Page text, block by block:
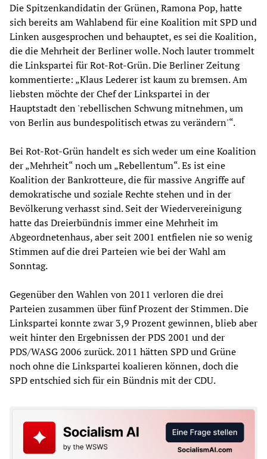
Die Spitzenkandidatin der Grünen, Ramona Pop, hatte
sich bereits am Wahlabend für eine Koalition mit SPD und
Linken ausgesprochen und behauptet, es sei die Koalition,
die die Mehrheit der Berliner wolle. Noch lauter trommelt
die Linkspartei für Rot-Rot-Grün. Die Berliner Zeitung
kommentierte: „Klaus Lederer ist kaum zu bremsen. Am
liebsten möchte der Chef der Linkspartei in der
Hauptstadt den 'rebellischen Schwung mitnehmen, um
von Berlin aus bundespolitisch etwas zu verändern'“.
Bei Rot-Rot-Grün handelt es sich weder um eine Koalition
der „Mehrheit“ noch um „Rebellentum“. Es ist eine
Koalition der Bankrotteure, die für massive Angriffe auf
demokratische und soziale Rechte stehen und in der
Bevölkerung verhasst sind. Seit der Wiedervereinigung
hatte das Dreierbündnis immer eine Mehrheit im
Abgeordnetenhaus, aber seit 2001 entfielen nie so wenig
Stimmen auf die drei Parteien wie bei der Wahl am
Sonntag.
Gegenüber den Wahlen von 2011 verloren die drei
Parteien zusammen über fünf Prozent der Stimmen. Die
Linkspartei konnte zwar 3,9 Prozent gewinnen, blieb aber
weit hinter den Ergebnissen der PDS 2001 und der
PDS/WASG 2006 zurück. 2011 hätten SPD und Grüne
noch ohne die Linkspartei koalieren können, doch die
SPD entschied sich für ein Bündnis mit der CDU.